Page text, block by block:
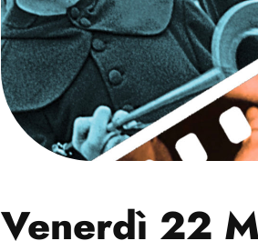
Venerdì 22